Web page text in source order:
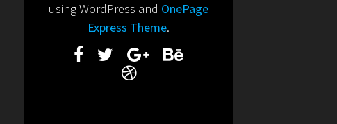
using WordPress and OnePage
Express Theme.